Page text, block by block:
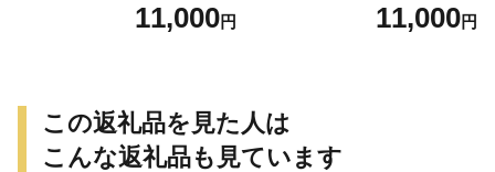
11,000円 11,000円
この返礼品を見た人は
こんな返礼品も見ています